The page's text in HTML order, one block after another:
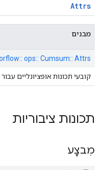
Attrs
מבנים
ops:: Cumsum:: Attrs
קובעי תכונות אופציונליים עבור
תכונות ציבוריות
מִבצָע